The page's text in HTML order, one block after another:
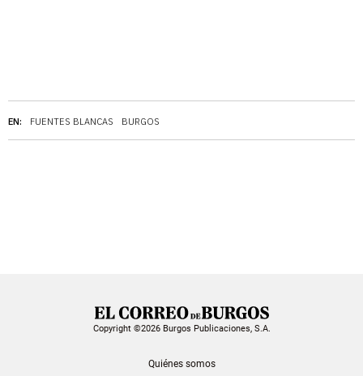
EN: FUENTES BLANCAS BURGOS
Copyright ©2026 Burgos Publicaciones, S.A.
Quiénes somos